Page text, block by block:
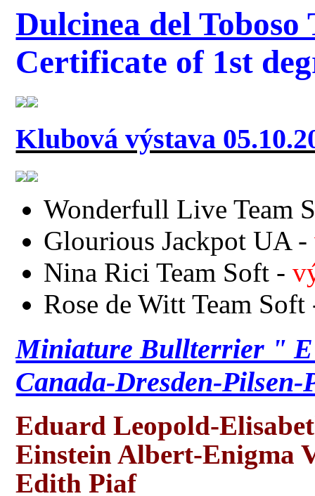
Dulcinea del
Certificate of 1st
Klubová výstava
Wonderfull Live Team
Glourious Jackpot UA -
Nina Rici Team Soft -
Rose de Witt Team
Miniature Bullterrier "
Canada-Dresden-Pilsen-
Eduard Leopold-
Einstein Albert-Enigma
Edith Piaf